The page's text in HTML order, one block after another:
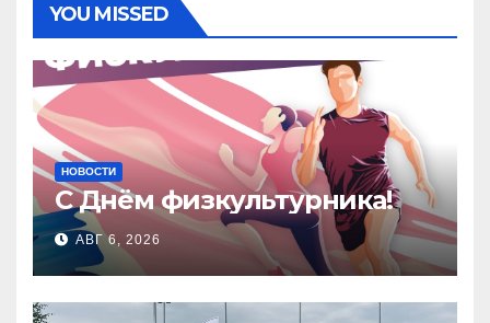
YOU MISSED
НОВОСТИ
С Днём физкультурника!
АВГ 6, 2026